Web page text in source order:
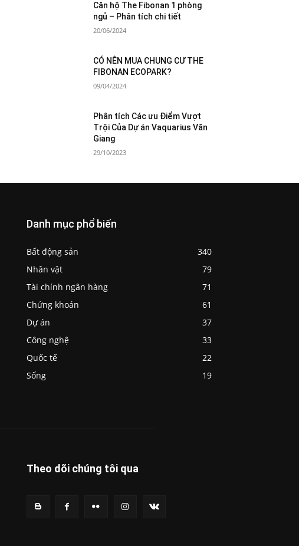
Căn hộ The Fibonan 1 phòng
ngủ – Phân tích chi tiết
20/06/2024
CÓ NÊN MUA CHUNG CƯ THE
FIBONAN ECOPARK?
09/04/2024
Phân tích Các ưu Điểm Vượt
Trội Của Dự án Vaquarius Văn
Giang
29/10/2023
Danh mục phổ biến
Bất động sản
340
Nhân vật
79
Tài chính ngân hàng
71
Chứng khoán
61
Dự án
37
Công nghệ
33
Quốc tế
22
Sống
19
Theo dõi chúng tôi qua